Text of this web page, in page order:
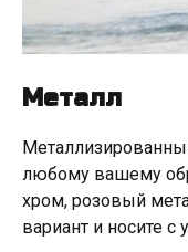
Металл
любому вашему
хром, розовый
вариант и носите